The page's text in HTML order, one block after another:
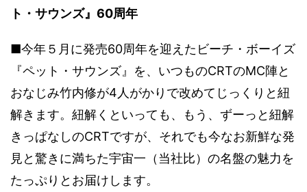
ト・サウンズ』60周年
■今年５月に発売60周年を迎えたビーチ・ボーイズ
『ペット・サウンズ』を、いつものCRTのMC陣と
おなじみ竹内修が4人がかりで改めてじっくりと紐
解きます。紐解くといっても、もう、ずーっと紐解
きっぱなしのCRTですが、それでも今なお新鮮な発
見と驚きに満ちた宇宙一（当社比）の名盤の魅力を
たっぷりとお届けします。